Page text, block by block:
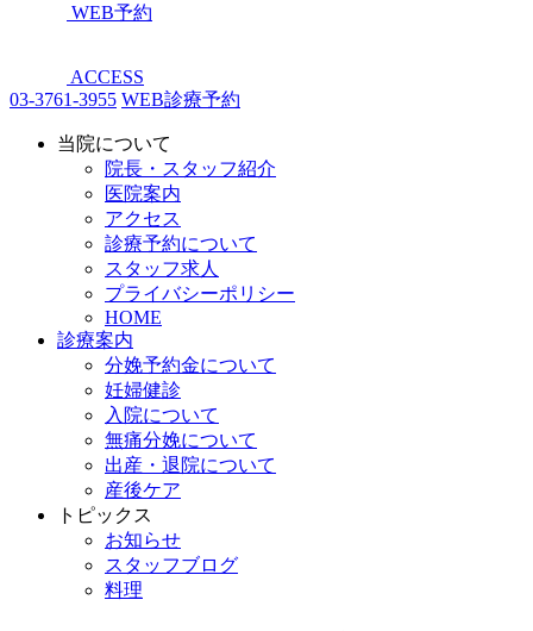
WEB予約
ACCESS
03-3761-3955 WEB診療予約
当院について
院長・スタッフ紹介
医院案内
アクセス
診療予約について
スタッフ求人
プライバシーポリシー
HOME
診療案内
分娩予約金について
妊婦健診
入院について
無痛分娩について
出産・退院について
産後ケア
トピックス
お知らせ
スタッフブログ
料理